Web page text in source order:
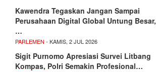
Kawendra Tegaskan Jangan Sampai
Perusahaan Digital Global Untung Besar,
…
PARLEMEN - KAMIS, 2 JUL 2026
Sigit Purnomo Apresiasi Survei Litbang
Kompas, Polri Semakin Profesional…